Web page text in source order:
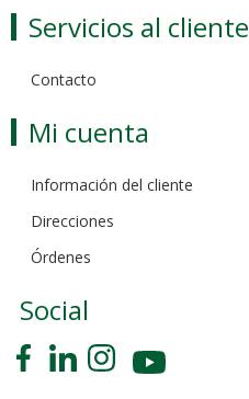
Servicios al cliente
Contacto
Mi cuenta
Información del cliente
Direcciones
Órdenes
Social